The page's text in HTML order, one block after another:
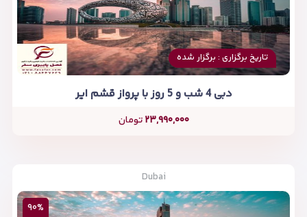
تاریخ برگزاری : برگزار شده
دبی 4 شب و 5 روز با پرواز قشم ایر
۲۳,۹۹۰,۰۰۰تومان
Dubai
۹۰%